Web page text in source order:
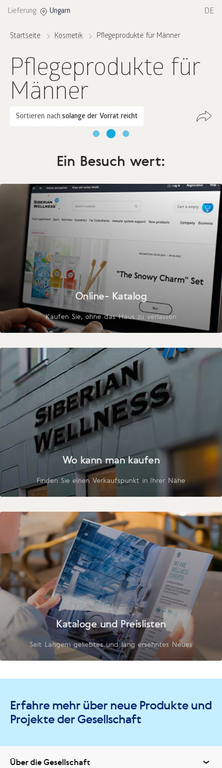
Lieferung: Ungarn DE
Startseite Kosmetik Pflegeprodukte für Männer
Pflegeprodukte für
Männer
Sortieren nach:solange der Vorrat reicht
Ein Besuch wert:
Online- Katalog
Kaufen Sie, ohne das Haus zu verlassen
Wo kann man kaufen
Finden Sie einen Verkaufspunkt in Ihrer Nähe
Kataloge und Preislisten
Seit Langem geliebtes und lang ersehntes Neues
Erfahre mehr über neue Produkte und
Projekte der Gesellschaft
Über die Gesellschaft